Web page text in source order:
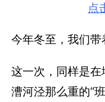
点
今年冬至，我们带
这一次，同样是
漕河泾那么重的“